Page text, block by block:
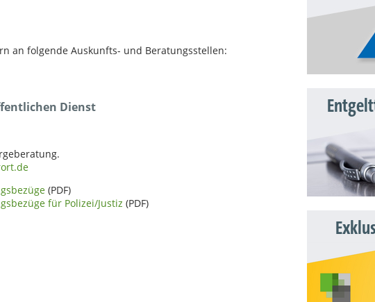
an folgende Auskunfts- und Beratungsstellen:
Dienst
(PDF)
für Polizei/Justiz (PDF)